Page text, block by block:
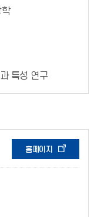
학
특성 연구
홈페이지